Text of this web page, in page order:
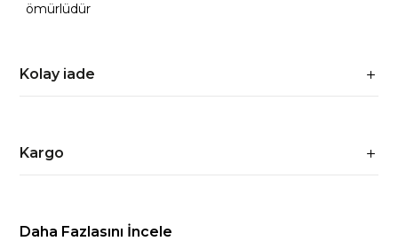
ömürlüdür
Kolay iade
Kargo
Daha Fazlasını İncele